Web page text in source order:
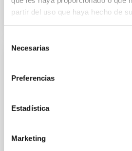
partir del uso que haya hecho de
Necesarias
Preferencias
Estadística
Marketing
CONCERTO: Forward
Context. The CarbON [CII] line in
ReionisaTiOn epoch
spectrometer based on lumped-